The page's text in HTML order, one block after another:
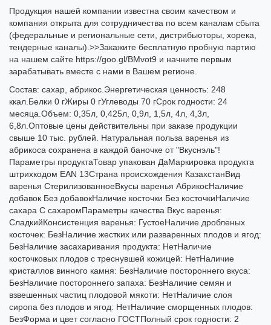
Продукция нашей компании известна своим качеством и
компания открыта для сотрудничества по всем каналам сбыта
(федеральные и региональные сети, дистрибьюторы, хорека,
тендерные каналы).>>Закажите бесплатную пробную партию
на нашем сайте https://goo.gl/BMvot9 и начните первым
зарабатывать вместе с нами в Вашем регионе.
Состав: сахар, абрикос.Энергетическая ценность: 248
ккал.Белки 0 гЖиры 0 гУглеводы 70 гСрок годности: 24
месяца.Объем: 0,35л, 0,425л, 0,9л, 1,5л, 4л, 4,3л,
6,8л.Оптовые цены действительны при заказе продукции
свыше 10 тыс. рублей. Натуральная польза варенья из
абрикоса сохранена в каждой баночке от "Вкуснэль"!
Параметры продуктаТовар упакован ДаМаркировка продукта
штрихкодом EAN 13Страна происхождения КазахстанВид
варенья СтерилизованноеВкусы варенья АбрикосНаличие
добавок Без добавокНаличие косточки Без косточкиНаличие
сахара С сахаромПараметры качества Вкус варенья:
СладкийКонсистенция варенья: ГустоеНаличие дробленых
косточек: БезНаличие жестких или разваренных плодов и ягод:
БезНаличие засахаривания продукта: НетНаличие
косточковых плодов с треснувшей кожицей: НетНаличие
кристаллов винного камня: БезНаличие постороннего вкуса:
БезНаличие постороннего запаха: БезНаличие семян и
взвешенных частиц плодовой мякоти: НетНаличие слоя
сиропа без плодов и ягод: НетНаличие сморщенных плодов:
БезФорма и цвет согласно ГОСТПолный срок годности: 2